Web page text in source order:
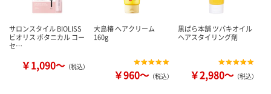
サロンスタイル BIOLISS
ビオリス ボタニカル コー
セ…
￥1,090～ （税込）
大島椿 ヘアクリーム
160g
￥960～ （税込）
黒ばら本舗 ツバキオイル
ヘアスタイリング剤
￥2,980～ （税込）